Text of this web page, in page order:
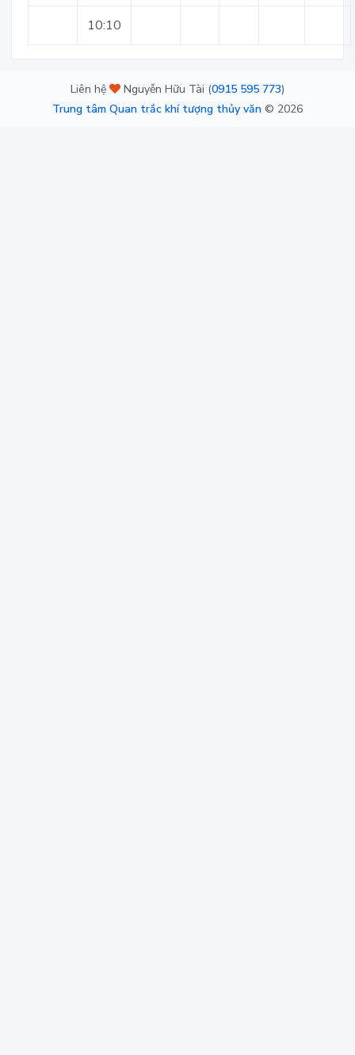
10:10
Liên hệ Nguyễn Hữu Tài (0915 595 773)
Trung tâm Quan trắc khí tượng thủy văn © 2026